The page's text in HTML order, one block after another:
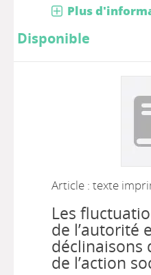
Plus
Disponible
Article : texte
Les
de l’autorité
déclinaisons
de l’action